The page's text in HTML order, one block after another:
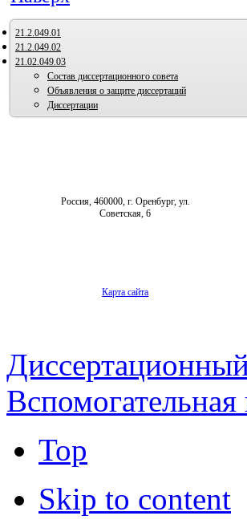
21.2.049.01
21.2.049.02
21.02.049.03
Состав диссертационного совета
Объявления о защите диссертаций
Диссертации
Россия, 460000, г. Оренбург, ул.
Советская, 6
Карта сайта
Вспомогательная
Top
Skip to content